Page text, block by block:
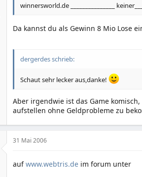
winnersworld.de _______________
Da kannst du als Gewinn 8 Mio Lose
dergerdes schrieb:
Schaut sehr lecker aus,danke!
Aber irgendwie ist das Game
aufstellen ohne Geldprobleme zu
31 Mai 2006
aufwww.webtris.de im forum unter